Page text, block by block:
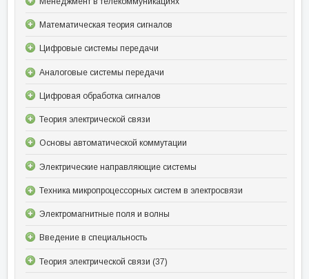
Математическая теория сигналов
Цифровые системы передачи
Аналоговые системы передачи
Цифровая обработка сигналов
Теория электрической связи
Основы автоматической коммутации
Электрические направляющие системы
Техника микропроцессорных систем в электросвязи
Электромагнитные поля и волны
Введение в специальность
Теория электрической связи (37)